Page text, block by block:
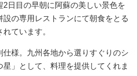
2日目の早朝に阿蘇の美しい景色を
の専用レストランにて朝食をとる
ています。
仕様。九州各地から選りすぐりのシ
星」として、料理を提供してくれま